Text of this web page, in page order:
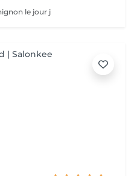
le jour j